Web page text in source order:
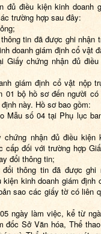
đủ điều kiện kinh doanh
trường hợp sau đây:
tin đã được ghi nhận
doanh giám định cổ vật
Giấy chứng nhận đủ điều
giám định cổ vật nộp
01 bộ hồ sơ đến người có
này. Hồ sơ bao gồm:
Mẫu số 04 tại Phụ lục
nhận đủ điều kiện
cấp đối với trường hợp
đổi thông tin;
thông tin đã được ghi
kiện kinh doanh giám định
sao các giấy tờ có liên
ngày làm việc, kể từ
đốc Sở Văn hóa, Thể